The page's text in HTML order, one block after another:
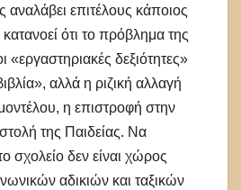
επιτέλους κάποιος
ότι το πρόβλημα της
«εργαστηριακές δεξιότητες»
αλλά η ριζική αλλαγή
η επιστροφή στην
της Παιδείας. Να
σχολείο δεν είναι χώρος
αδικιών και ταξικών